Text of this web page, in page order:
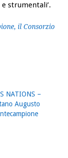
strumentali’.
il Consorzio
NATIONS –
Augusto